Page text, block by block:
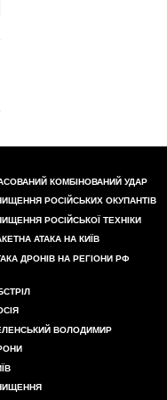
КОМБІНОВАНИЙ УДАР
РОСІЙСЬКИХ ОКУПАНТІВ
РОСІЙСЬКОЇ ТЕХНІКИ
АТАКА НА КИЇВ
ДРОНІВ НА РЕГІОНИ РФ
ВОЛОДИМИР